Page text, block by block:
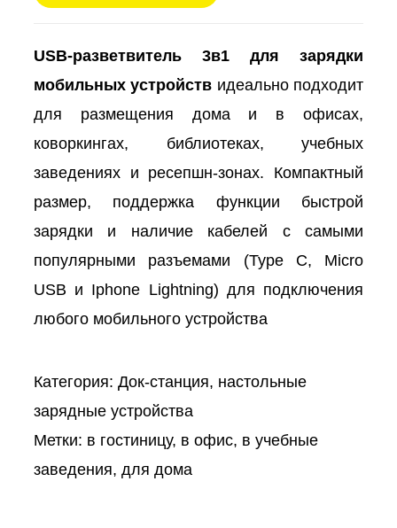
USB-разветвитель 3в1 для зарядки
мобильных устройств идеально подходит
для размещения дома и в офисах,
коворкингах, библиотеках, учебных
заведениях и ресепшн-зонах. Компактный
размер, поддержка функции быстрой
зарядки и наличие кабелей с самыми
популярными разъемами (Type C, Micro
USB и Iphone Lightning) для подключения
любого мобильного устройства
Категория: Док-станция, настольные
зарядные устройства
Метки: в гостиницу, в офис, в учебные
заведения, для дома